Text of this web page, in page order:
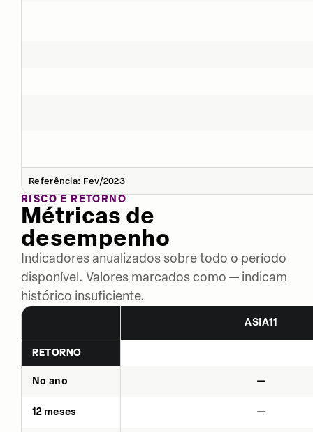
Referência: Fev/2023
RISCO E RETORNO
Métricas de
desempenho
Indicadores anualizados sobre todo o período
disponível. Valores marcados como — indicam
histórico insuficiente.
ASIA11
RETORNO
No ano —
12 meses —